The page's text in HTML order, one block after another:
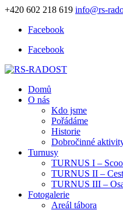
+420 602 218 619 info@rs-
Facebook
Facebook
Domů
O nás
Kdo jsme
Pořádáme
Historie
Dobročinné
Turnusy
TURNUS I –
TURNUS II –
TURNUS III –
Fotogalerie
Areál tábora